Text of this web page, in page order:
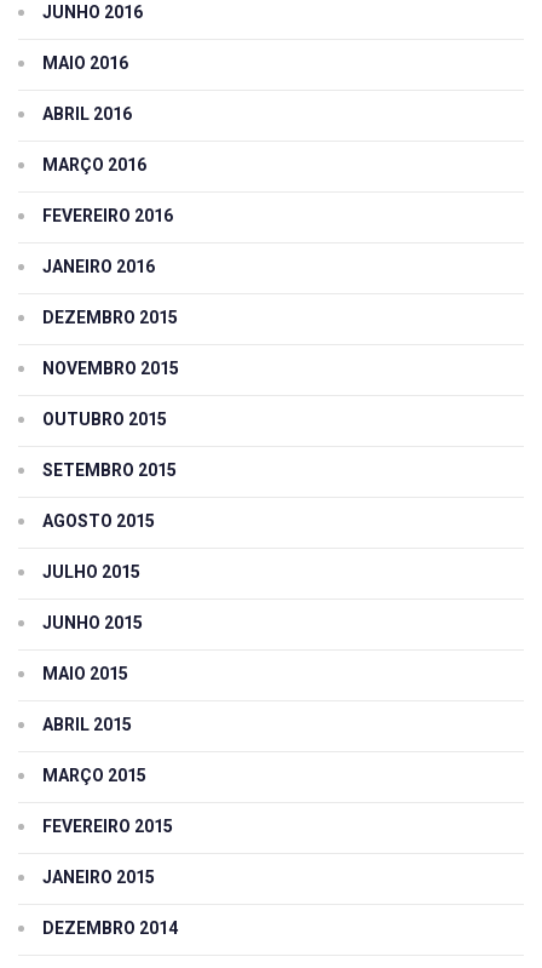
JUNHO 2016
MAIO 2016
ABRIL 2016
MARÇO 2016
FEVEREIRO 2016
JANEIRO 2016
DEZEMBRO 2015
NOVEMBRO 2015
OUTUBRO 2015
SETEMBRO 2015
AGOSTO 2015
JULHO 2015
JUNHO 2015
MAIO 2015
ABRIL 2015
MARÇO 2015
FEVEREIRO 2015
JANEIRO 2015
DEZEMBRO 2014